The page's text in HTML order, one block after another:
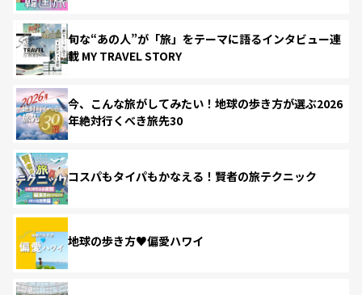
旬な“あの人”が「旅」をテーマに語るインタビュー連
載 MY TRAVEL STORY
今、こんな旅がしてみたい！地球の歩き方が選ぶ2026
年絶対行くべき旅先30
コスパもタイパもかなえる！賢者の旅テクニック
地球の歩き方♥偏愛ハワイ